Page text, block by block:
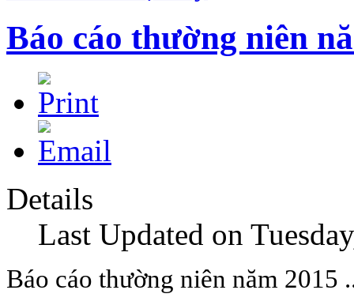
Báo cáo thường niên
Details
Last Updated on
Báo cáo thường niên năm 2015